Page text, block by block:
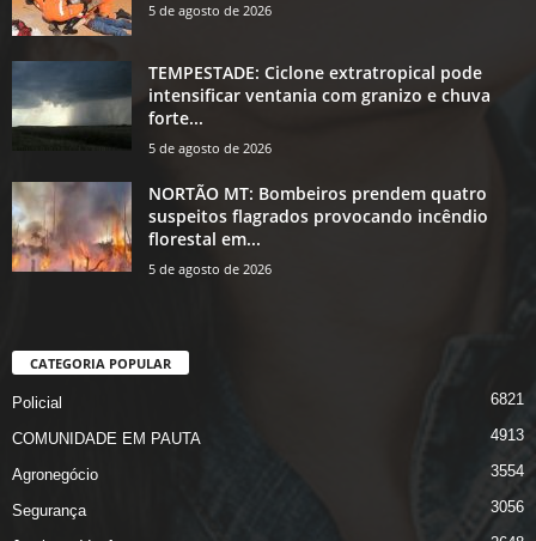
5 de agosto de 2026
TEMPESTADE: Ciclone extratropical pode
intensificar ventania com granizo e chuva
forte...
5 de agosto de 2026
NORTÃO MT: Bombeiros prendem quatro
suspeitos flagrados provocando incêndio
florestal em...
5 de agosto de 2026
CATEGORIA POPULAR
Policial 6821
COMUNIDADE EM PAUTA 4913
Agronegócio 3554
Segurança 3056